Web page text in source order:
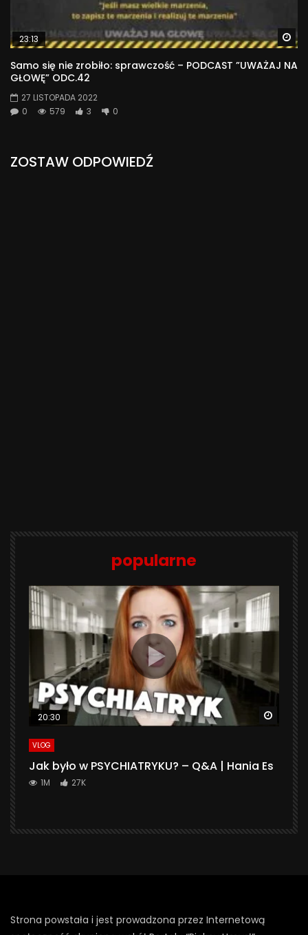
23:13
Samo się nie zrobiło: sprawczość – PODCAST ”UWAŻAJ NA
GŁOWĘ” ODC.42
27 LISTOPADA 2022
0
579 3 0
ZOSTAW ODPOWIEDŹ
popularne
20:30
VLOG
Jak było w PSYCHIATRYKU? – Q&A | Hania Es
1M 27K
Strona powstała i jest prowadzona przez Internetową